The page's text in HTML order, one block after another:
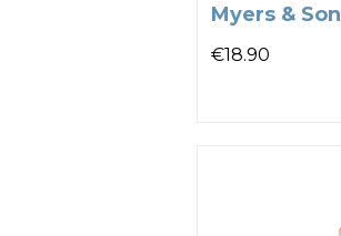
Myers & Son
€18.90